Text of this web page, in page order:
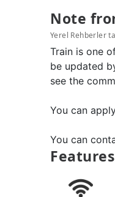
Note
Yerel Rehberler
Train is one
be updated
see the
You can
You can
Features